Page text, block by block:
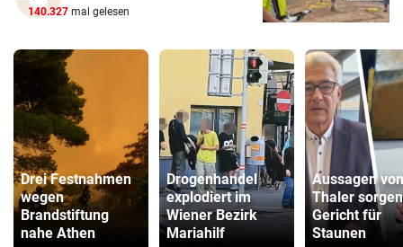
140.327 mal gelesen
Drei Festnahmen
wegen
Brandstiftung
nahe Athen
Drogenhandel
explodiert im
Wiener Bezirk
Mariahilf
Aussagen von
Thaler
Gericht für
Staunen